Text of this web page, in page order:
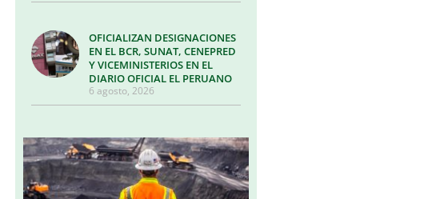
OFICIALIZAN DESIGNACIONES
EN EL BCR, SUNAT, CENEPRED
Y VICEMINISTERIOS EN EL
DIARIO OFICIAL EL PERUANO
6 agosto, 2026